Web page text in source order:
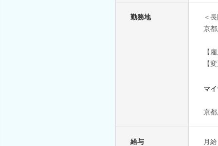
勤務地
＜
京
【
【
マ
京
給与 月